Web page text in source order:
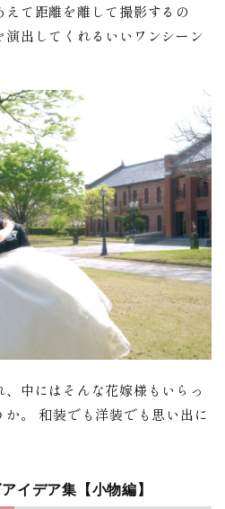
て距離を離して撮影するの
演出してくれるいいワンシーン
中にはそんな花嫁様もいらっ
。 和装でも洋装でも思い出に
イデア集【小物編】